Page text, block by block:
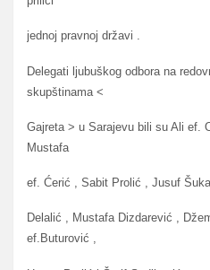
jednoj pravnoj državi .
Delegati ljubuškog odbora na
skupštinama <
Gajreta > u Sarajevu bili su Ali ef.
Mustafa
ef. Ćerić , Sabit Prolić , Jusuf
Delalić , Mustafa Dizdarević ,
ef.Buturović ,